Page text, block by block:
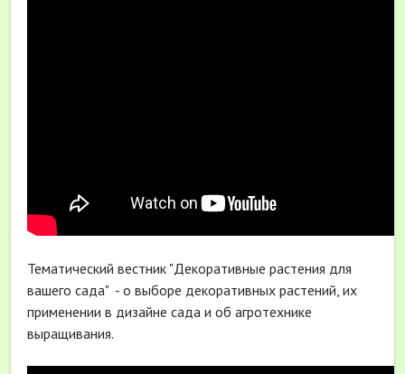
Тематический вестник "Декоративные растения для
вашего сада" - о выборе декоративных растений, их
применении в дизайне сада и об агротехнике
выращивания.